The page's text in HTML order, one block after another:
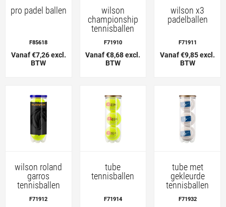
pro padel ballen
F85618
Vanaf €7,26 excl.
BTW
wilson
championship
tennisballen
F71910
Vanaf €8,68 excl.
BTW
wilson x3
padelballen
F71911
Vanaf €9,85 excl.
BTW
wilson roland
garros
tennisballen
F71912
tube
tennisballen
F71914
tube met
gekleurde
tennisballen
F71932